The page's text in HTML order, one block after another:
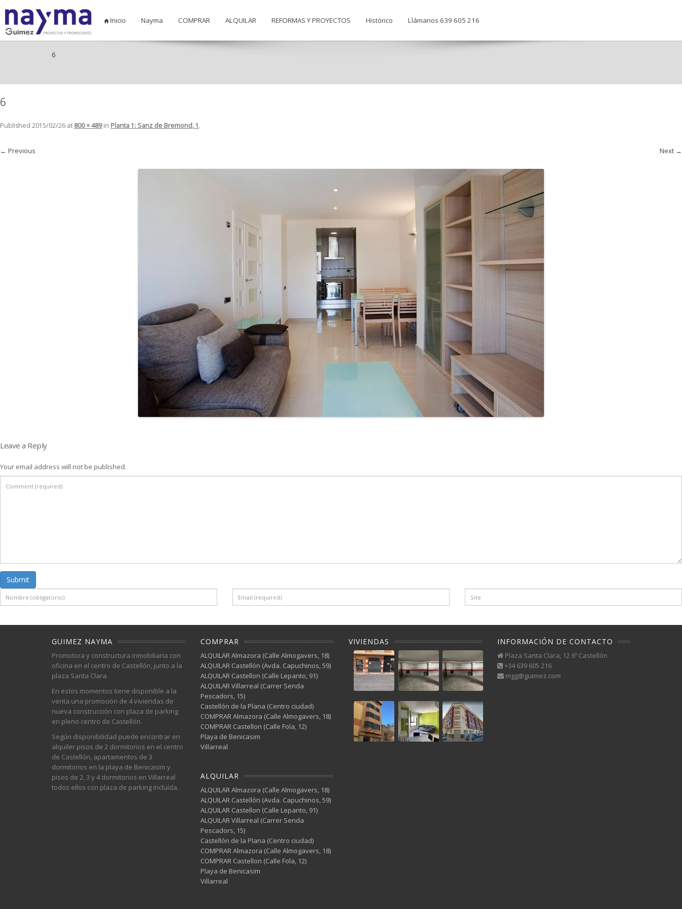
Inicio Nayma COMPRAR ALQUILAR REFORMAS Y PROYECTOS Histórico Llámanos 639 605 216
6
6
Published 2015/02/26 at 800 × 489in Planta 1: Sanz de Bremond, 1.
← Previous Next →
Leave a Reply
Your email address will not be published.
Submit
GUIMEZ NAYMA
Promotora y constructura inmobiliaria con
oficina en el centro de Castellón, junto a la
plaza Santa Clara.
En estos momentos tiene disponible a la
venta una promoción de 4 viviendas de
nueva construcción con plaza de parking
en pleno centro de Castellón.
Según disponibilidad puede encontrar en
alquiler pisos de 2 dormitorios en el centro
de Castellón, apartamentos de 3
dormitorios en la playa de Benicasim y
pisos de 2, 3 y 4 dormitorios en Villarreal
todos ellos con plaza de parking incluída.
COMPRAR
ALQUILAR Almazora (Calle Almogavers, 18)
ALQUILAR Castellón (Avda. Capuchinos, 59)
ALQUILAR Castellon (Calle Lepanto, 91)
ALQUILAR Villarreal (Carrer Senda
Pescadors, 15)
Castellón de la Plana (Centro ciudad)
COMPRAR Almazora (Calle Almogavers, 18)
COMPRAR Castellon (Calle Fola, 12)
Playa de Benicasim
Villarreal
ALQUILAR
ALQUILAR Almazora (Calle Almogavers, 18)
ALQUILAR Castellón (Avda. Capuchinos, 59)
ALQUILAR Castellon (Calle Lepanto, 91)
ALQUILAR Villarreal (Carrer Senda
Pescadors, 15)
Castellón de la Plana (Centro ciudad)
COMPRAR Almazora (Calle Almogavers, 18)
COMPRAR Castellon (Calle Fola, 12)
Playa de Benicasim
Villarreal
VIVIENDAS INFORMACIÓN DE CONTACTO
Plaza Santa Clara, 12 6º Castellón
+34 639 605 216
mgg@guimez.com